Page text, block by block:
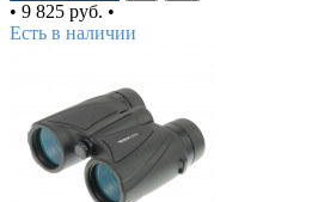
• 9 825 руб. •
Есть в наличии